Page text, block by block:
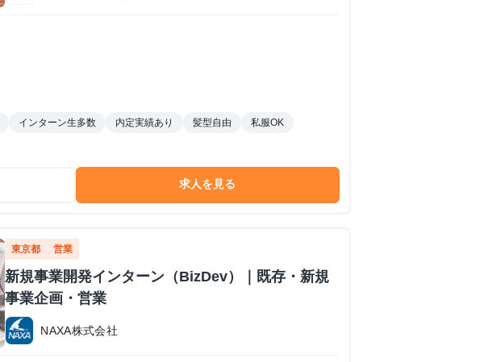
インターン生多数 内定実績あり 髪型自由
私服OK
求人を見る
東京都 営業
新規事業開発インターン（BizDev）｜既存・新規
事業企画・営業
NAXA株式会社